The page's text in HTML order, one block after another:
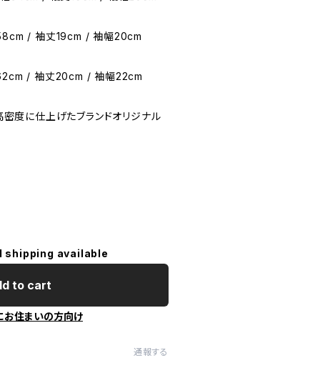
/ 袖丈19cm / 袖幅20cm
/ 袖丈20cm / 袖幅22cm
度に仕上げたブランドオリジナル
shipping available
to cart
お住まいの方向け
通報する